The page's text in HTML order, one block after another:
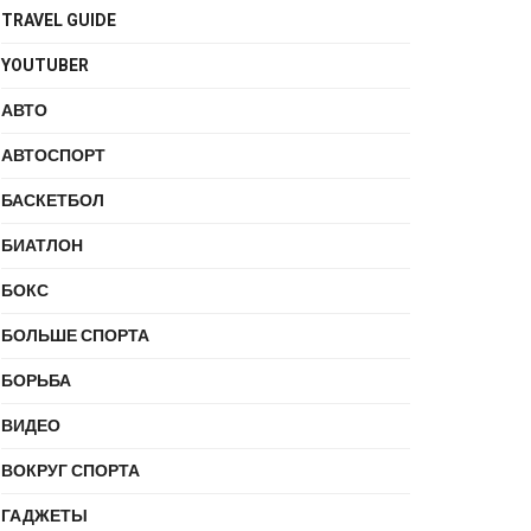
TRAVEL GUIDE
YOUTUBER
АВТО
АВТОСПОРТ
БАСКЕТБОЛ
БИАТЛОН
БОКС
БОЛЬШЕ СПОРТА
БОРЬБА
ВИДЕО
ВОКРУГ СПОРТА
ГАДЖЕТЫ